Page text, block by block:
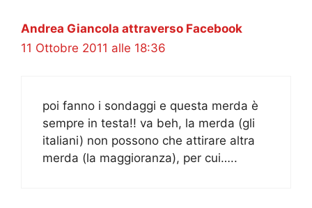
Andrea Giancola attraverso Facebook
11 Ottobre 2011 alle 18:36
poi fanno i sondaggi e questa merda è
sempre in testa!! va beh, la merda (gli
italiani) non possono che attirare altra
merda (la maggioranza), per cui…..